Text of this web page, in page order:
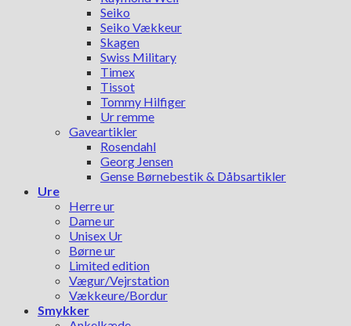
Seiko
Seiko Vækkeur
Skagen
Swiss Military
Timex
Tissot
Tommy Hilfiger
Ur remme
Gaveartikler
Rosendahl
Georg Jensen
Gense Børnebestik & Dåbsartikler
Ure
Herre ur
Dame ur
Unisex Ur
Børne ur
Limited edition
Vægur/Vejrstation
Vækkeure/Bordur
Smykker